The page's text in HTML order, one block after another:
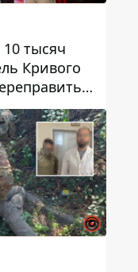
тысяч
Кривого